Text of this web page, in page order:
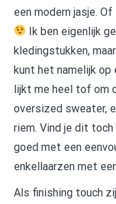
een modern jasje.
Ik ben eigenlijk
kledingstukken,
kunt het namelijk op
lijkt me heel tof om
oversized sweater,
riem. Vind je dit
goed met een
enkellaarzen met
Als finishing touch